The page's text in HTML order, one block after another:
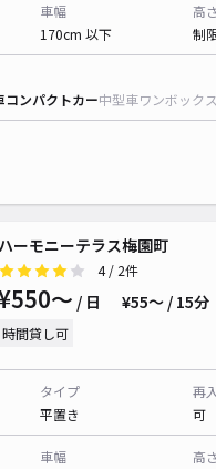
車幅
170cm 以下
高さ
制
コンパクトカー中型車ワンボックス
ハーモニーテラス梅園町
4/ 2件
〜 / 日 ¥55〜 / 15分
時間貸し可
タイプ
平置き
再
可
車幅
高さ